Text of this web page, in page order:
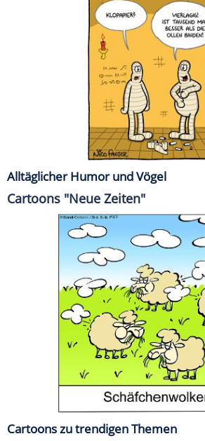
Alltäglicher Humor und Vögel
Cartoons "Neue Zeiten"
Cartoons zu trendigen Themen